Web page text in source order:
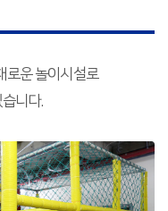
로운 놀이시설로
니다.